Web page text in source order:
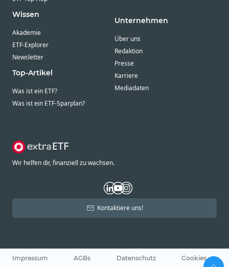
Wissen
Akademie
ETF-Explorer
Newsletter
Top-Artikel
Was ist ein ETF?
Was ist ein ETF-Sparplan?
Unternehmen
Über uns
Redaktion
Presse
Karriere
Mediadaten
Wir helfen dir, finanziell zu wachsen.
Kontaktiere uns!
Impressum AGBs Datenschutz Cookies